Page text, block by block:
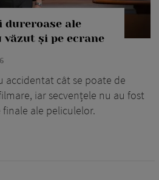
dureroase ale
și pe ecrane
accidentat cât se poate de
iar secvențele nu au fost
ale peliculelor.